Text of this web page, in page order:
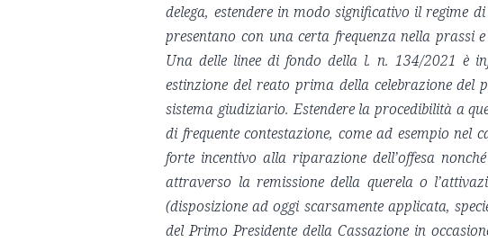
delega, estendere in modo significativo il regime
presentano con una certa frequenza nella
Una delle linee di fondo della l. n. 134/2021 è
estinzione del reato prima della celebrazione del
sistema giudiziario. Estendere la procedibilità a
di frequente contestazione, come ad esempio nel
forte incentivo alla riparazione dell’offesa
attraverso la remissione della querela o
(disposizione ad oggi scarsamente applicata,
del Primo Presidente della Cassazione in